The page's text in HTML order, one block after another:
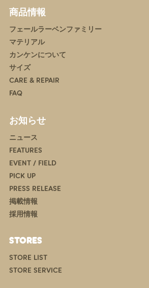
商品情報
フェールラーベンファミリー
マテリアル
カンケンについて
サイズ
CARE & REPAIR
FAQ
お知らせ
ニュース
FEATURES
EVENT / FIELD
PICK UP
PRESS RELEASE
掲載情報
採用情報
STORES
STORE LIST
STORE SERVICE